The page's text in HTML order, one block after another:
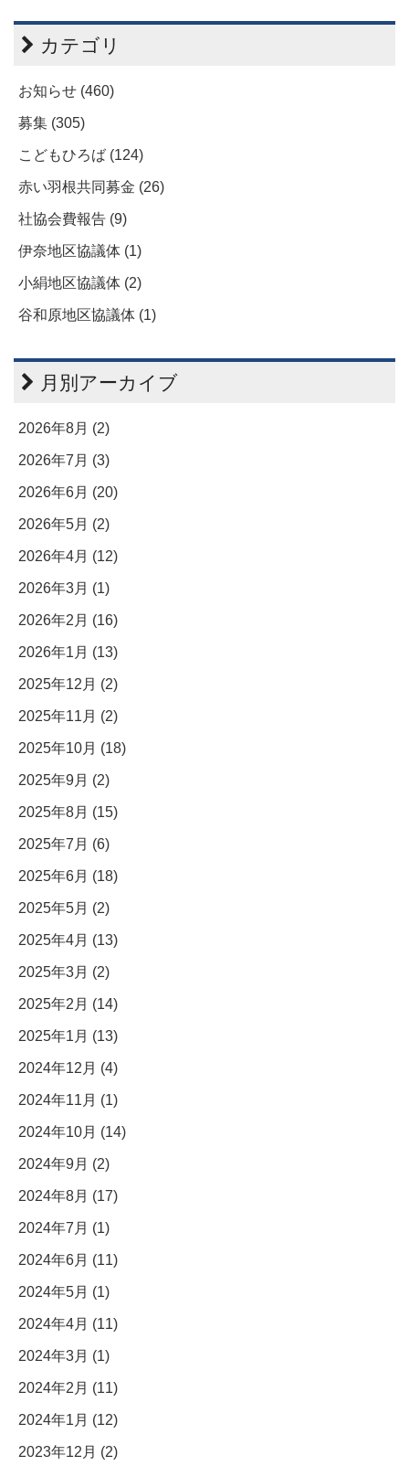
カテゴリ
お知らせ (460)
募集 (305)
こどもひろば (124)
赤い羽根共同募金 (26)
社協会費報告 (9)
伊奈地区協議体 (1)
小絹地区協議体 (2)
谷和原地区協議体 (1)
月別アーカイブ
2026年8月 (2)
2026年7月 (3)
2026年6月 (20)
2026年5月 (2)
2026年4月 (12)
2026年3月 (1)
2026年2月 (16)
2026年1月 (13)
2025年12月 (2)
2025年11月 (2)
2025年10月 (18)
2025年9月 (2)
2025年8月 (15)
2025年7月 (6)
2025年6月 (18)
2025年5月 (2)
2025年4月 (13)
2025年3月 (2)
2025年2月 (14)
2025年1月 (13)
2024年12月 (4)
2024年11月 (1)
2024年10月 (14)
2024年9月 (2)
2024年8月 (17)
2024年7月 (1)
2024年6月 (11)
2024年5月 (1)
2024年4月 (11)
2024年3月 (1)
2024年2月 (11)
2024年1月 (12)
2023年12月 (2)